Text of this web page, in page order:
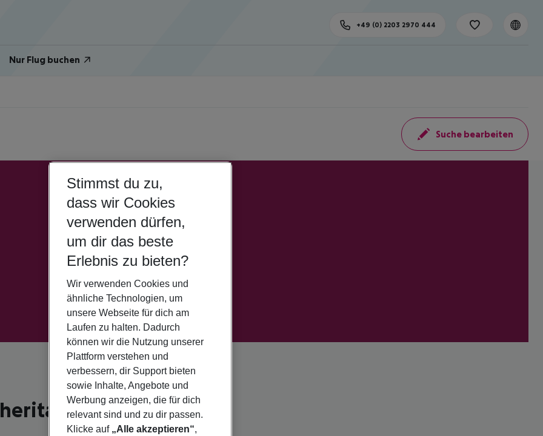
Nur Flug buchen
+49 (0) 2203 2970 444
Suche bearbeiten
di Pula
Stimmst du zu,
dass wir Cookies
verwenden dürfen,
um dir das beste
Erlebnis zu bieten?
Wir verwenden Cookies und
ähnliche Technologien, um
unsere Webseite für dich am
Laufen zu halten. Dadurch
können wir die Nutzung unserer
Plattform verstehen und
verbessern, dir Support bieten
sowie Inhalte, Angebote und
Werbung anzeigen, die für dich
relevant sind und zu dir passen.
Klicke auf „Alle akzeptieren“,